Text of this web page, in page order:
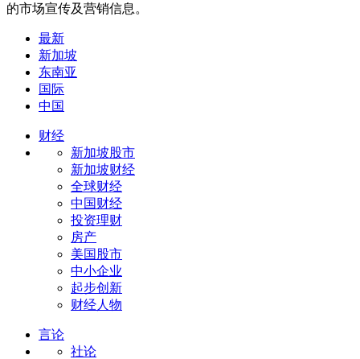
的市场宣传及营销信息。
最新
新加坡
东南亚
国际
中国
财经
新加坡股市
新加坡财经
全球财经
中国财经
投资理财
房产
美国股市
中小企业
起步创新
财经人物
言论
社论